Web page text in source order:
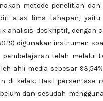
metode penelitian dan
atas lima tahapan, yaitu
analisis deskriptif, dengan
) digunakan instrumen
telah melalui
ahli media sebesar
di kelas. Hasil persentase
dan sesudah